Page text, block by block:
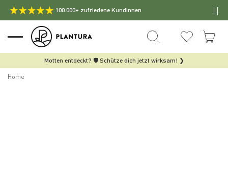
100.000+ zufriedene KundInnen
Motten entdeckt? 🛡️ Schütze dich jetzt wirksam! ❯
Home